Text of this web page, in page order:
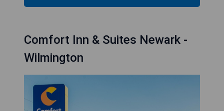
Comfort Inn & Suites Newark -
Wilmington